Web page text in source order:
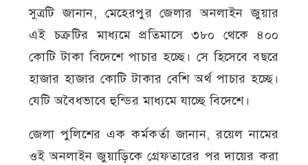
সুত্রটি জানান, মেহেরপুর জেলার অনলাইন জুয়ার
এই চক্রটির মাধ্যমে প্রতিমাসে ৩৮০ থেকে ৪০০
কোটি টাকা বিদেশে পাচার হচ্ছে। সে হিসেবে বছরে
হাজার হাজার কোটি টাকার বেশি অর্থ পাচার হচ্ছে।
যেটি অবৈধভাবে হুন্ডির মাধ্যমে যাচ্ছে বিদেশে।
জেলা পুলিশের এক কর্মকর্তা জানান, রয়েল নামের
ওই অনলাইন জুয়াড়িকে গ্রেফতারের পর দায়ের করা